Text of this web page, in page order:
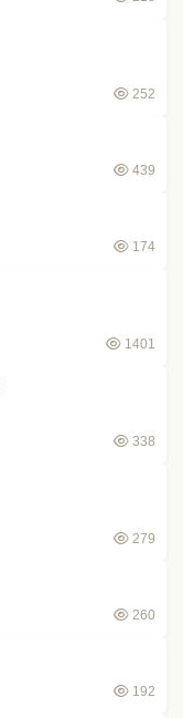
252
439
174
1401
338
279
260
192